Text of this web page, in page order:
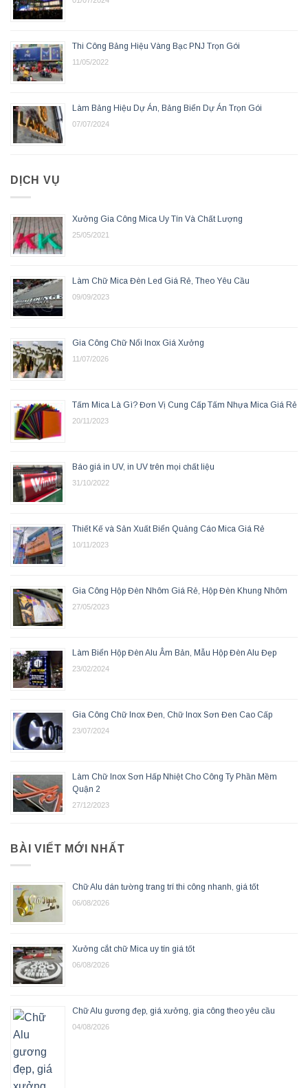
Thi Công Bảng Hiệu Vàng Bạc PNJ Trọn Gói
11/05/2022
Làm Bảng Hiệu Dự Án, Bảng Biển Dự Án Trọn Gói
07/07/2024
DỊCH VỤ
Xưởng Gia Công Mica Uy Tín Và Chất Lượng
25/05/2021
Làm Chữ Mica Đèn Led Giá Rẻ, Theo Yêu Cầu
09/09/2023
Gia Công Chữ Nổi Inox Giá Xưởng
11/07/2026
Tấm Mica Là Gì? Đơn Vị Cung Cấp Tấm Nhựa Mica Giá Rẻ
20/11/2023
Báo giá in UV, in UV trên mọi chất liệu
31/10/2022
Thiết Kế và Sản Xuất Biển Quảng Cáo Mica Giá Rẻ
10/11/2023
Gia Công Hộp Đèn Nhôm Giá Rẻ, Hộp Đèn Khung Nhôm
27/05/2023
Làm Biển Hộp Đèn Alu Âm Bản, Mẫu Hộp Đèn Alu Đẹp
23/02/2024
Gia Công Chữ Inox Đen, Chữ Inox Sơn Đen Cao Cấp
23/07/2024
Làm Chữ Inox Sơn Hấp Nhiệt Cho Công Ty Phần Mềm
Quận 2
27/12/2023
BÀI VIẾT MỚI NHẤT
Chữ Alu dán tường trang trí thi công nhanh, giá tốt
06/08/2026
Xưởng cắt chữ Mica uy tín giá tốt
06/08/2026
Chữ Alu gương đẹp, giá xưởng, gia công theo yêu cầu
04/08/2026